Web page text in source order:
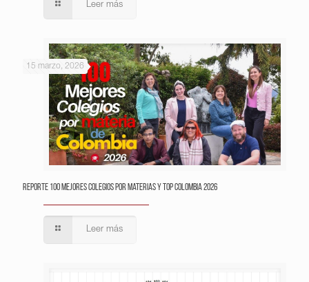
Leer más
15 marzo, 2026
Reporte 100 Mejores Colegios por Materias y Top Colombia 2026
Leer más